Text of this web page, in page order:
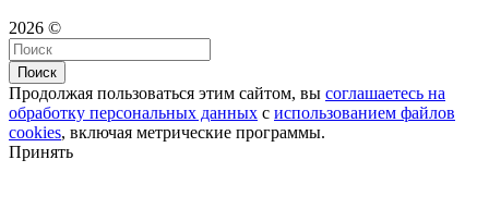
2026 ©
Поиск
Продолжая пользоваться этим сайтом, вы соглашаетесь на
обработку персональных данных с использованием файлов
cookies, включая метрические программы.
Принять